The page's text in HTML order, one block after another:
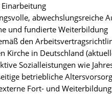
abwechslungsreiche
und fundierte Weiterbildung
den
Kirche in Deutschland
Sozialleistungen wie
betriebliche
Fort- und